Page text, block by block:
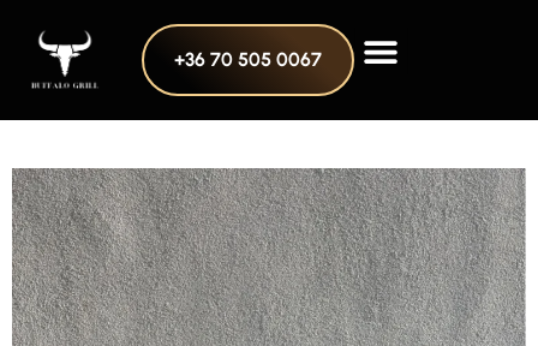
+36 70 505 0067